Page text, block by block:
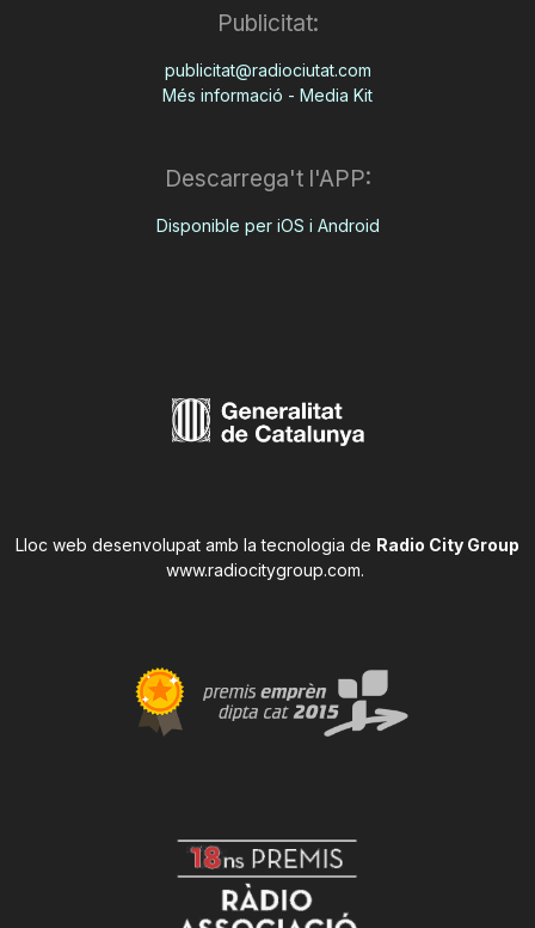
Publicitat:
publicitat@radiociutat.com
Més informació - Media Kit
Descarrega't l'APP:
Disponible per iOS i Android
Lloc web desenvolupat amb la tecnologia de Radio City Group
www.radiocitygroup.com.